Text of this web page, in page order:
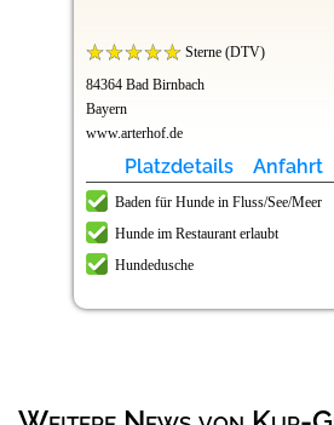
Sterne (DTV)
84364 Bad Birnbach
Bayern
www.arterhof.de
Platzdetails Anfahrt
Baden für Hunde in Fluss/See/Meer
Hunde im Restaurant erlaubt
Hundedusche